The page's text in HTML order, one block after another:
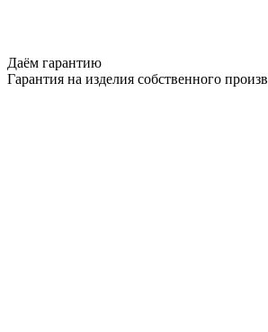
Даём гарантию
Гарантия на изделия собственного